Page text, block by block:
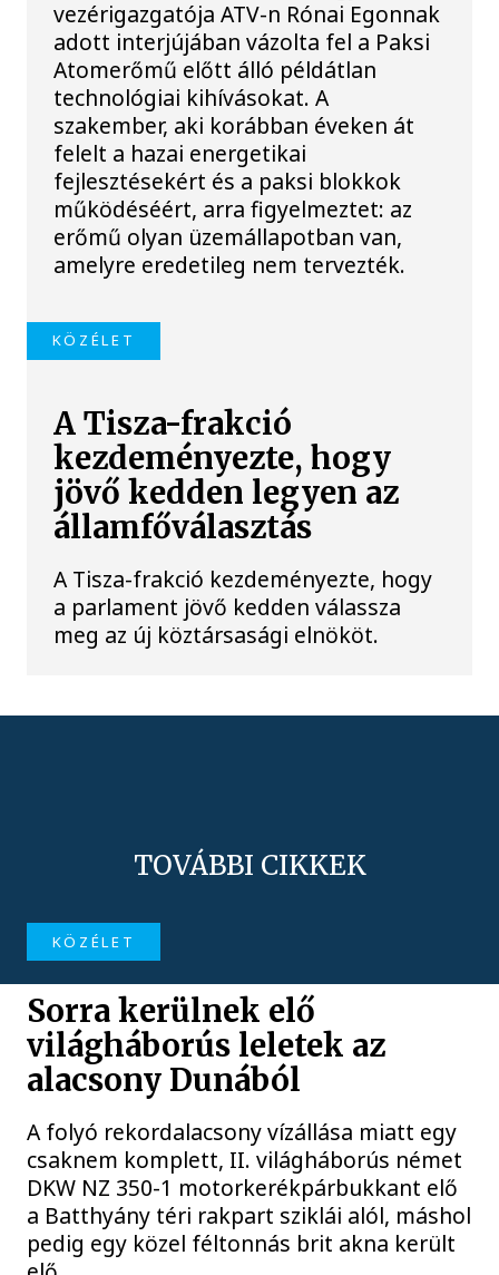
vezérigazgatója ATV-n Rónai Egonnak
adott interjújában vázolta fel a Paksi
Atomerőmű előtt álló példátlan
technológiai kihívásokat. A
szakember, aki korábban éveken át
felelt a hazai energetikai
fejlesztésekért és a paksi blokkok
működéséért, arra figyelmeztet: az
erőmű olyan üzemállapotban van,
amelyre eredetileg nem tervezték.
KÖZÉLET
A Tisza-frakció
kezdeményezte, hogy
jövő kedden legyen az
államfőválasztás
A Tisza-frakció kezdeményezte, hogy
a parlament jövő kedden válassza
meg az új köztársasági elnököt.
TOVÁBBI CIKKEK
KÖZÉLET
Sorra kerülnek elő
világháborús leletek az
alacsony Dunából
A folyó rekordalacsony vízállása miatt egy
csaknem komplett, II. világháborús német
DKW NZ 350-1 motorkerékpárbukkant elő
a Batthyány téri rakpart sziklái alól, máshol
pedig egy közel féltonnás brit akna került